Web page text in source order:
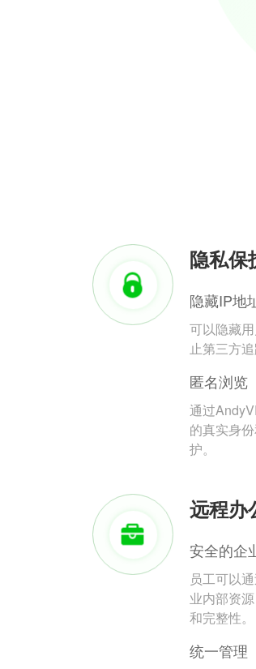
隐私保
隐藏IP地
可以隐藏
止第三方
匿名浏览
通过
的真实身
护。
远程办
安全的企
员工可以
业内部资
和完整性。
统一管理